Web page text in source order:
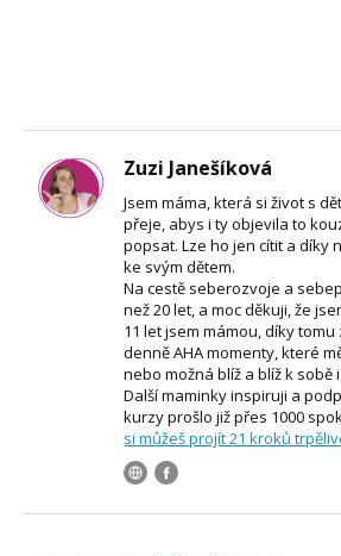
Zuzi Janešíková
Jsem máma, která si život s
přeje, abys i ty objevila to
popsat. Lze ho jen cítit a díky
ke svým dětem.
Na cestě seberozvoje a
než 20 let, a moc děkuji, že
11 let jsem mámou, díky
denně AHA momenty, které
nebo možná blíž a blíž k sobě
Další maminky inspiruji a
kurzy prošlo již přes 1000
si můžeš projít 21 kroků